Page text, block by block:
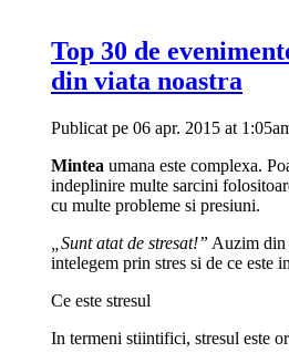
Top 30 de
din viata noastra
Publicat pe 06 apr. 2015 at
Mintea umana este complexa.
indeplinire multe sarcini
cu multe probleme si presiuni.
„Sunt atat de stresat!” Auzim din
intelegem prin stres si de ce este
Ce este stresul
In termeni stiintifici, stresul este